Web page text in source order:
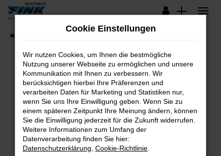
Zum
springen
Lagerfahrzeuge
Fehler: Network Error
Beim Laden ist ein Fehler aufgetreten.
Hier sind ein paar Tipps, die dir helfen können:
Überprüfe deine Firewall und deine
Internetverbindung.
Laden andere Webseiten, zum Beispiel deine
Cookie Einstellungen
Wir nutzen Cookies, um Ihnen die bestmögliche
Nutzung unserer Webseite zu ermöglichen und unsere
Kommunikation mit Ihnen zu verbessern. Wir
berücksichtigen hierbei Ihre Präferenzen und
verarbeiten Daten für Marketing und Statistiken nur,
wenn Sie uns Ihre Einwilligung geben. Wenn Sie zu
einem späteren Zeitpunkt Ihre Meinung ändern, können
Sie die Einwilligung jederzeit für die Zukunft widerrufen.
Weitere Informationen zum Umfang der
Datenverarbeitung finden Sie hier:
Datenschutzerklärung Cookie-Richtlinie